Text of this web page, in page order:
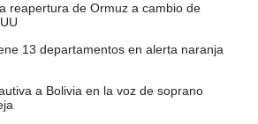
reapertura de Ormuz a cambio de
13 departamentos en alerta naranja
a Bolivia en la voz de soprano